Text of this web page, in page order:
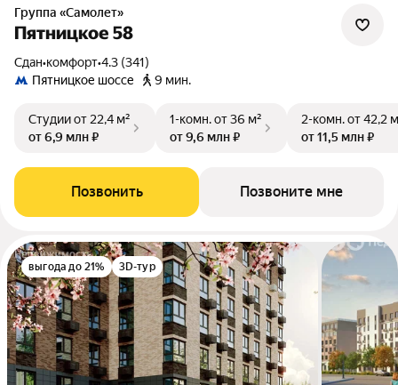
Группа «Самолет»
Пятницкое 58
Сдан•комфорт•4.3 (341)
Пятницкое шоссе
9 мин.
Студииот 22,4 м²
от 6,9 млн ₽
1-комн.от 36 м²
от 9,6 млн ₽
2-комн.от 42,2
от 11,5 млн ₽
Позвонить Позвоните мне
выгода до 21% 3D-тур